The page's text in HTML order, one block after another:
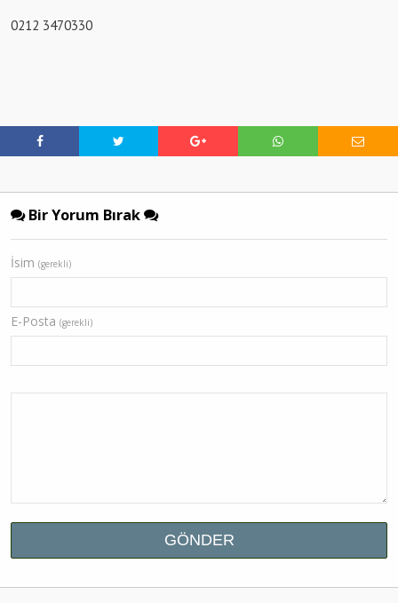
0212 3470330
Bir Yorum Bırak
İsim (gerekli)
E-Posta (gerekli)